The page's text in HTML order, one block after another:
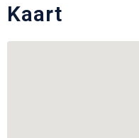
Kaart